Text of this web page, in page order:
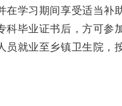
在学习期间享受适当补
科毕业证书后，方可参
员就业至乡镇卫生院，